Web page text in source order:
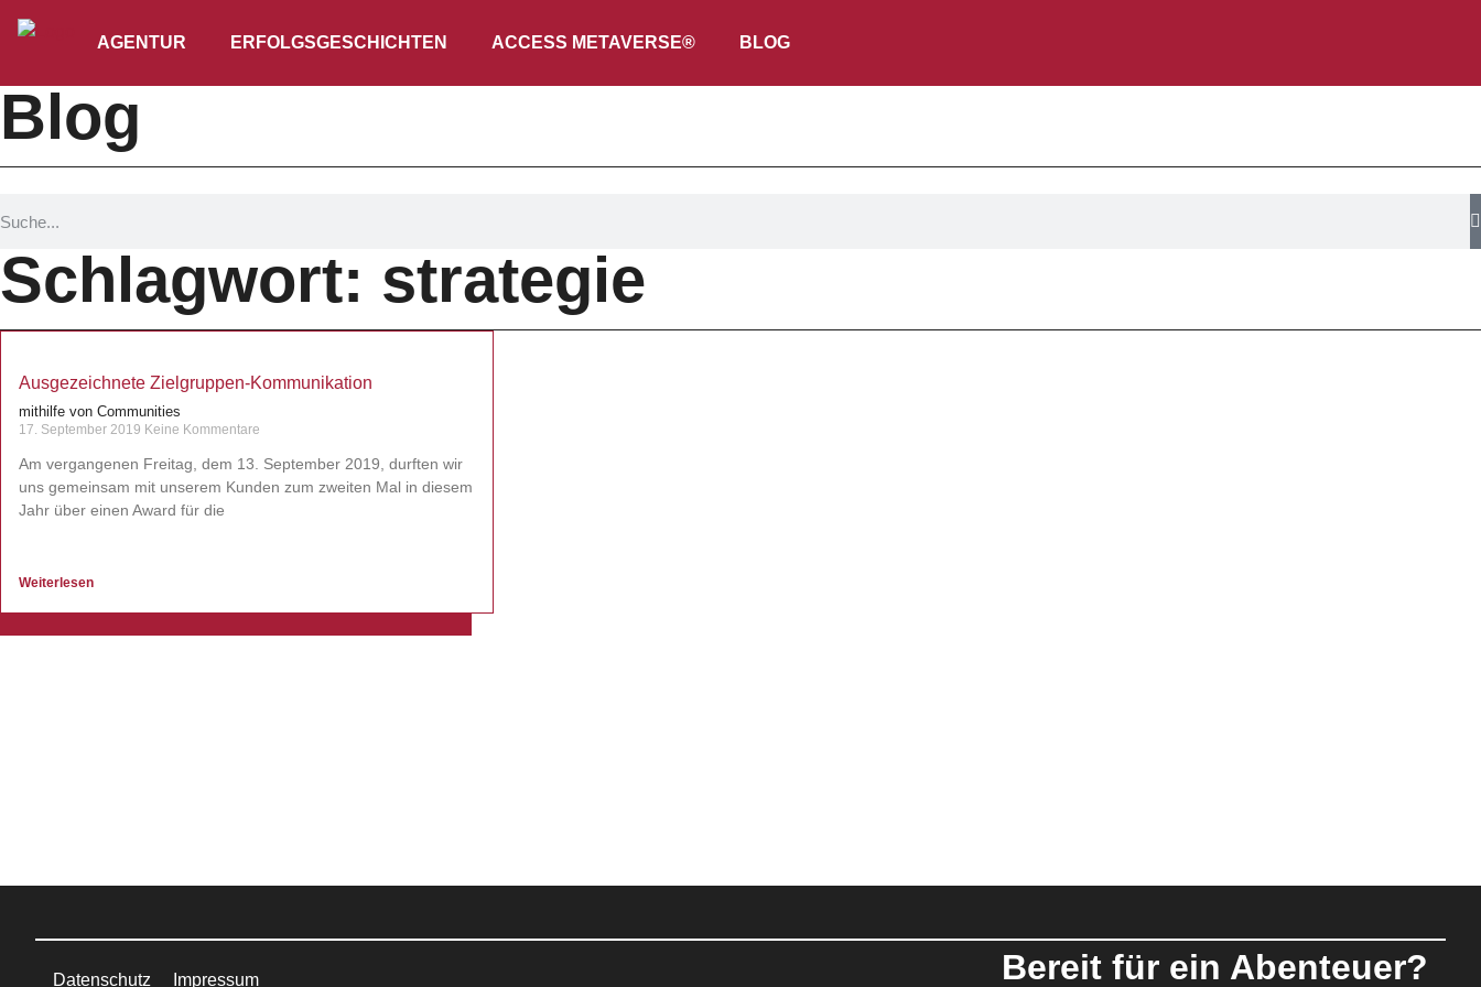
AGENTUR ERFOLGSGESCHICHTEN ACCESS METAVERSE® BLOG
Blog
Schlagwort: strategie
Ausgezeichnete Zielgruppen-Kommunikation
mithilfe von Communities
17. September 2019 Keine Kommentare
Am vergangenen Freitag, dem 13. September 2019, durften wir
uns gemeinsam mit unserem Kunden zum zweiten Mal in diesem
Jahr über einen Award für die
Weiterlesen
Datenschutz Impressum Bereit für ein Abenteuer?